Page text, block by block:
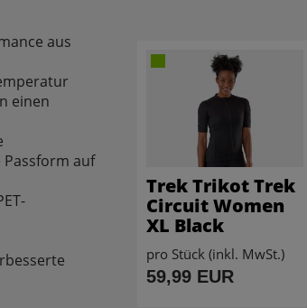
aus
einen
auf
Trek Trikot Trek
Circuit Women
XL Black
pro Stück (inkl. MwSt.)
59,99 EUR